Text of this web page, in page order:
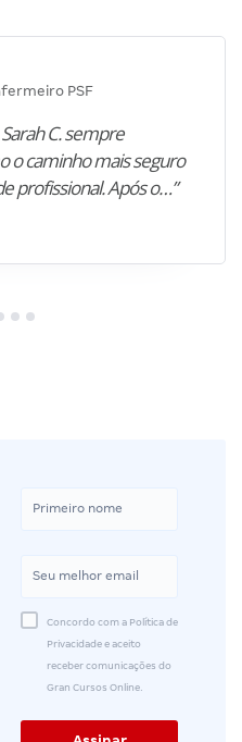
PSF
C. sempre
o caminho mais seguro
profissional. Após o…”
Concordo com a Política de
Privacidade e aceito
receber comunicações do
Gran Cursos Online.